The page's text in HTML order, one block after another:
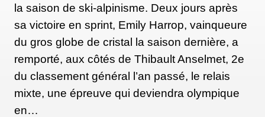
la saison de ski-alpinisme. Deux jours après
sa victoire en sprint, Emily Harrop, vainqueure
du gros globe de cristal la saison dernière, a
remporté, aux côtés de Thibault Anselmet, 2e
du classement général l’an passé, le relais
mixte, une épreuve qui deviendra olympique
en…